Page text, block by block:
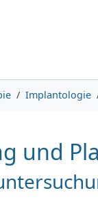
Implantologie
und